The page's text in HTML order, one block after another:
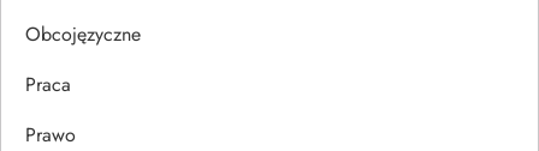
u
Obcojęzyczne
Praca
Prawo